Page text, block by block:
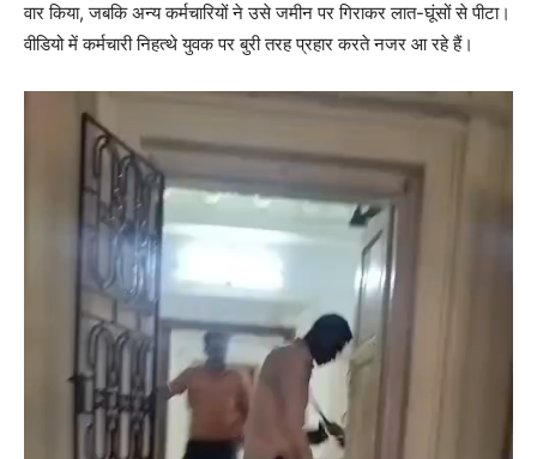
वार किया, जबकि अन्य कर्मचारियों ने उसे जमीन पर गिराकर लात-घूंसों से पीटा।
वीडियो में कर्मचारी निहत्थे युवक पर बुरी तरह प्रहार करते नजर आ रहे हैं।